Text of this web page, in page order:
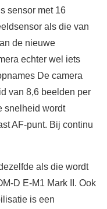
sensor met 16
als die van
de nieuwe
echter wel iets
De camera
van 8,6 beelden per
snelheid wordt
AF-punt. Bij continu
als die wordt
D E-M1 Mark II. Ook
is een